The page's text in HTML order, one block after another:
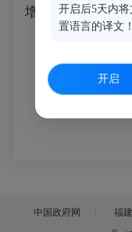
增进民生生态福
中国政府网 福
开启后5天内
置语言的译文！
开启